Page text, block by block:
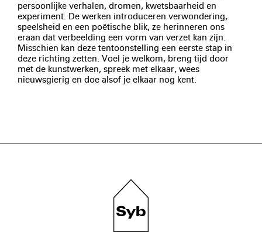
persoonlijke verhalen, dromen, kwetsbaarheid en
experiment. De werken introduceren verwondering,
speelsheid en een poëtische blik, ze herinneren ons
eraan dat verbeelding een vorm van verzet kan zijn.
Misschien kan deze tentoonstelling een eerste stap in
deze richting zetten. Voel je welkom, breng tijd door
met de kunstwerken, spreek met elkaar, wees
nieuwsgierig en doe alsof je elkaar nog kent.